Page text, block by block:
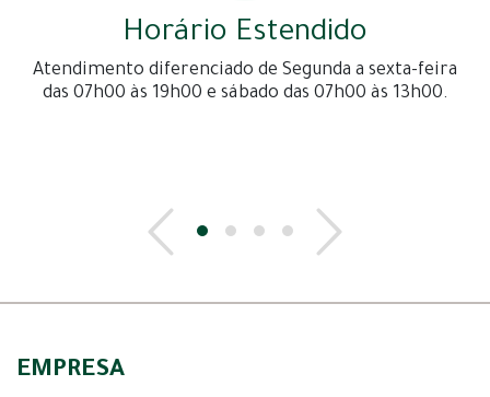
Horário Estendido
Atendimento diferenciado de Segunda a sexta-feira
das 07h00 às 19h00 e sábado das 07h00 às 13h00.
EMPRESA